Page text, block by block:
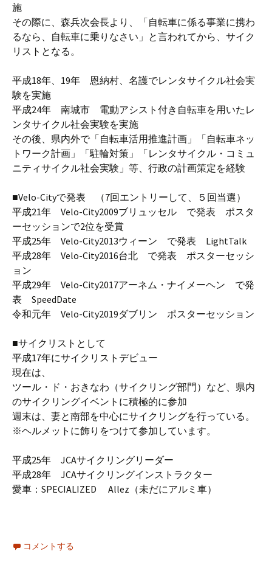
施
その際に、森兵次会長より、「自転車に係る事業に携わ
るなら、自転車に乗りなさい」と言われてから、サイク
リストとなる。
平成18年、19年 恩納村、名護でレンタサイクル社会実
験を実施
平成24年 南城市 電動アシスト付き自転車を用いたレ
ンタサイクル社会実験を実施
その後、県内外で「自転車活用推進計画」「自転車ネッ
トワーク計画」「駐輪対策」「レンタサイクル・コミュ
ニティサイクル社会実験」等、行政の計画策定を経験
■Velo-Cityで発表 （7回エントリーして、５回当選）
平成21年 Velo-City2009ブリュッセル で発表 ポスタ
ーセッションで2位を受賞
平成25年 Velo-City2013ウィーン で発表 LightTalk
平成28年 Velo-City2016台北 で発表 ポスターセッシ
ョン
平成29年 Velo-City2017アーネム・ナイメーヘン で発
表 SpeedDate
令和元年 Velo-City2019ダブリン ポスターセッション
■サイクリストとして
平成17年にサイクリストデビュー
現在は、
ツール・ド・おきなわ（サイクリング部門）など、県内
のサイクリングイベントに積極的に参加
週末は、妻と南部を中心にサイクリングを行っている。
※ヘルメットに飾りをつけて参加しています。
平成25年 JCAサイクリングリーダー
平成28年 JCAサイクリングインストラクター
愛車：SPECIALIZED Allez（未だにアルミ車）
コメントする